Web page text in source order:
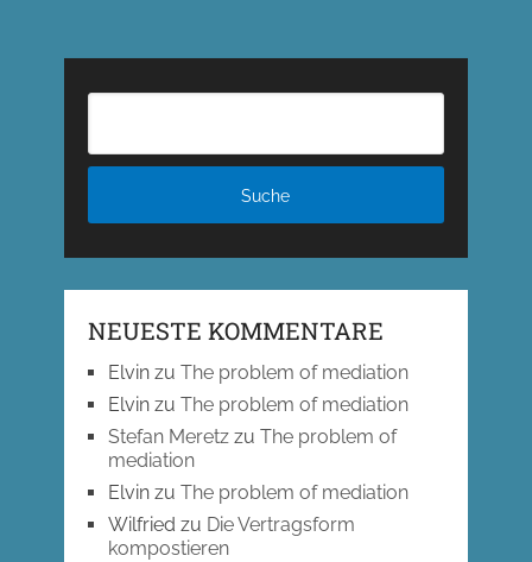
NEUESTE KOMMENTARE
Elvinzu The problem of mediation
Elvinzu The problem of mediation
Stefan Meretzzu The problem of
mediation
Elvinzu The problem of mediation
Wilfried zu Die Vertragsform
kompostieren